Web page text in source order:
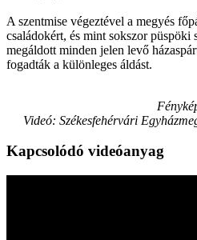
A szentmise végeztével a megyés
családokért, és mint sokszor püspöki
megáldott minden jelen levő
fogadták a különleges áldást.
Videó: Székesfehérvári
Kapcsolódó videóanyag